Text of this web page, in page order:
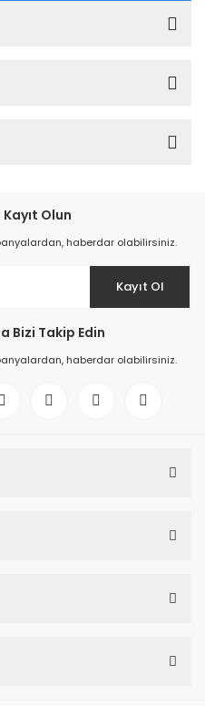
Olun
haberdar olabilirsiniz.
Kayıt Ol
Bizi Takip Edin
haberdar olabilirsiniz.